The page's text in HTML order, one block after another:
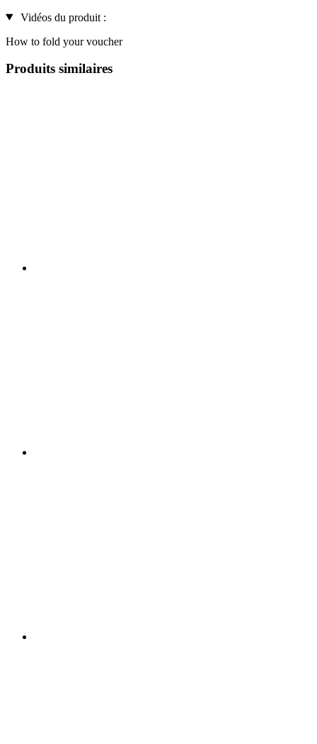
Vidéos du produit :
How to fold your voucher
Produits similaires